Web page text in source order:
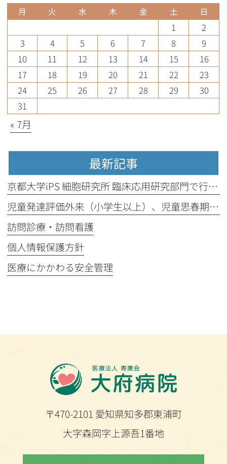
月 火 水 木 金 土 日
1
2
3
4 5 6 7 8
9
10
11 12 13 14 15
16
17
18 19 20 21 22
23
24
25 26 27 28 29
30
31
« 7月
最新記事
京都大学iPS 細胞研究所 臨床応用研究部門で行われている研究に参加
児童発達評価外来（小学生以上）、児童思春期外来（高校生以上）の診療を始めます。
訪問診療・訪問看護
個人情報保護方針
医療にかかわる安全管理
〒470-2101 愛知県知多郡東浦町
大字森岡字上源吾1番地